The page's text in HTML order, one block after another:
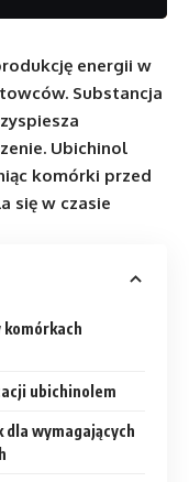
energii w
Substancja
Ubichinol
komórki przed
się w czasie
komórkach
ubichinolem
wymagających